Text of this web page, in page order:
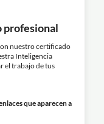
profesional
nuestro certificado
Inteligencia
el trabajo de tus
que aparecen a